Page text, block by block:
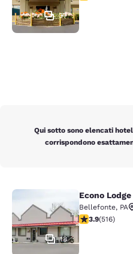
37
Qui sotto sono elencati
corrispondono
Econo Lodge
18
Econo
Bellefonte, PA
Valutazione di
3.9(516)